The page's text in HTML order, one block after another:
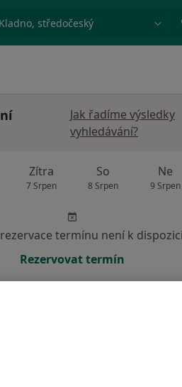
Město nebo region
Jak řadíme výsledky
vyhledávání?
Zítra
7 Srpen
So
8 Srpen
Ne
9 Srpen
termínu není k dispozici
Rezervovat termín